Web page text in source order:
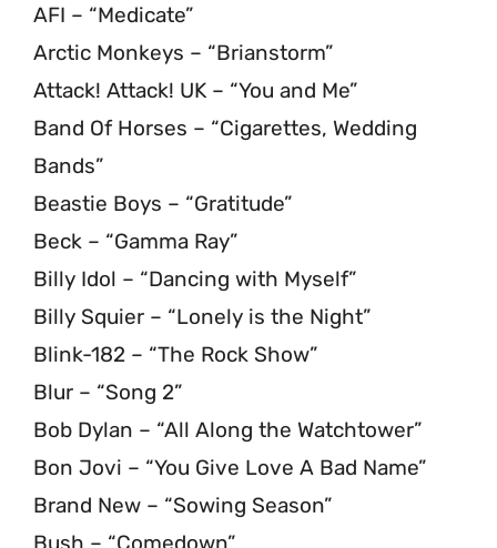
AFI – “Medicate”
Arctic Monkeys – “Brianstorm”
Attack! Attack! UK – “You and Me”
Band Of Horses – “Cigarettes, Wedding
Bands”
Beastie Boys – “Gratitude”
Beck – “Gamma Ray”
Billy Idol – “Dancing with Myself”
Billy Squier – “Lonely is the Night”
Blink-182 – “The Rock Show”
Blur – “Song 2”
Bob Dylan – “All Along the Watchtower”
Bon Jovi – “You Give Love A Bad Name”
Brand New – “Sowing Season”
Bush – “Comedown”